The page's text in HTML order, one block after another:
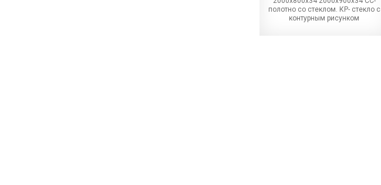
полотно со стеклом. КР- стекло с
контурным рисунком